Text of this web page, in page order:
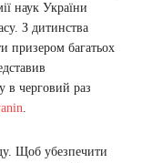
наук України
З дитинства
призером багатьох
в черговий раз
.
Щоб убезпечити